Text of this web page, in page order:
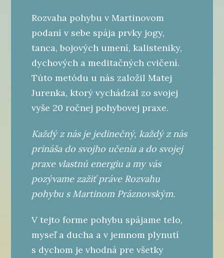
Rozvaha pohybu v Martinovom
podaní v sebe spája prvky jogy,
tanca, bojových umení, kalisteniky,
dychových a meditačných cvičení.
Túto metódu u nás založil Matej
Jurenka, ktorý vychádzal zo svojej
vyše 20 ročnej pohybovej praxe.
Každý z nás je jedinečný, každý z nás
prináša do svojho učenia a do svojej
praxe vlastnú energiu a my vás
pozývame zažiť práve Rozvahu
pohybu s Martinom Práznovským.
V tejto forme pohybu spájame telo,
myseľ a ducha a v jemnom plynutí
s dychom je vhodná pre všetky